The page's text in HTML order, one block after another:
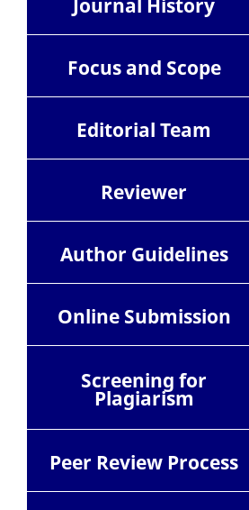
Journal History
Focus and Scope
Editorial Team
Reviewer
Author Guidelines
Online Submission
Screening for
Plagiarism
Peer Review Process